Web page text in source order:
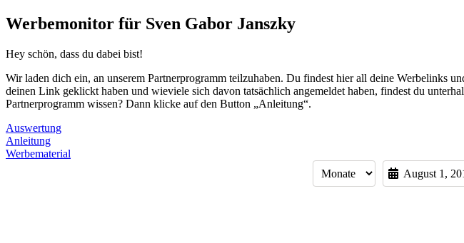
Werbemonitor für Sven Gabor Janszky
Hey schön, dass du dabei bist!
Wir laden dich ein, an unserem Partnerprogramm teilzuhaben. Du findest hier all deine Werbelinks
deinen Link geklickt haben und wieviele sich davon tatsächlich angemeldet haben, findest du
Partnerprogramm wissen? Dann klicke auf den Button „Anleitung“.
Auswertung
Anleitung
Werbematerial
August 1,